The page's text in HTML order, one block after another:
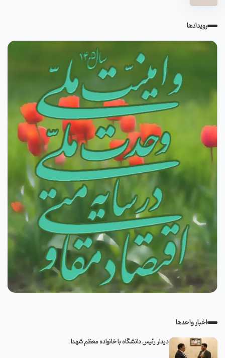
رویدادها
اخبار واحدها
دیدار رئیس دانشگاه با خانواده معظم شهدا